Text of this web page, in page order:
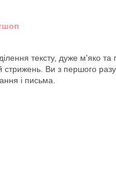
тексту, дуже м'яко
Ви з першого
і письма.